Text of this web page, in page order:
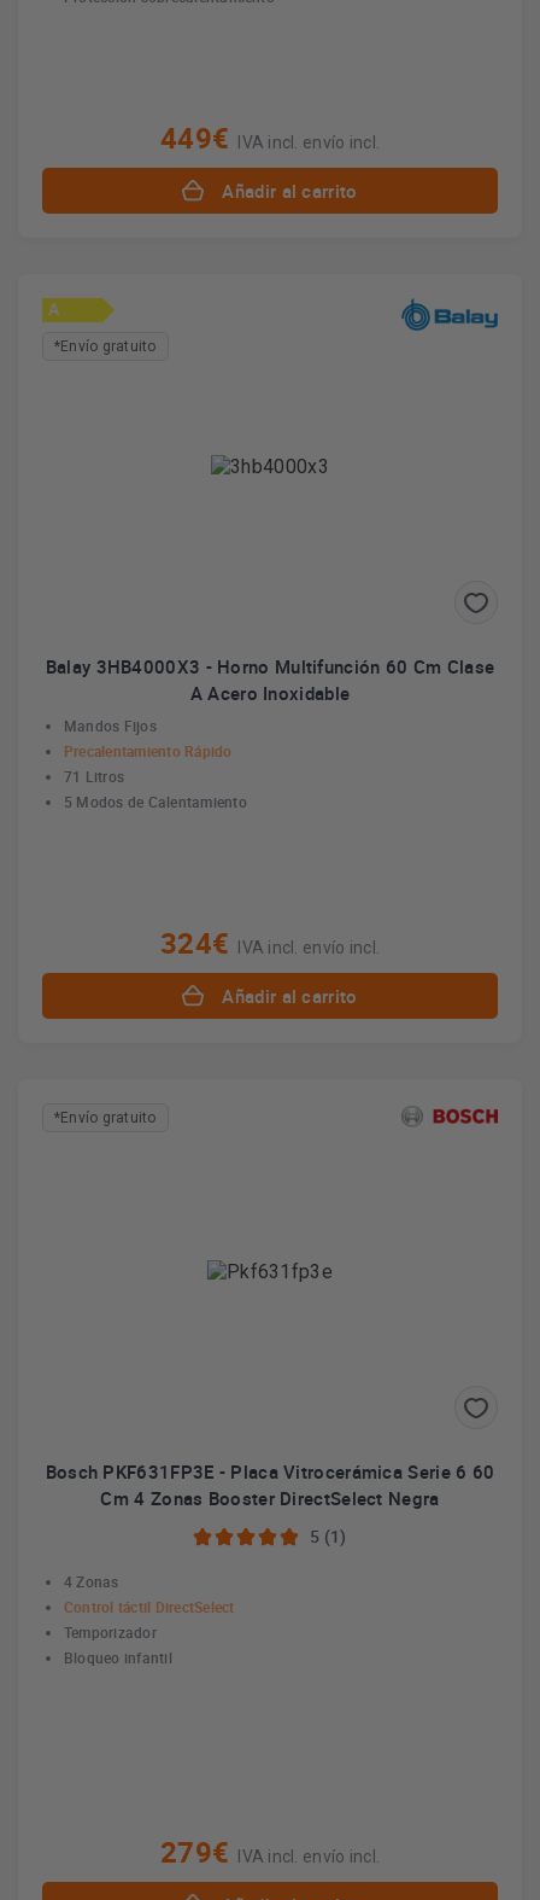
449€ IVA incl. envío incl.
Añadir al carrito
A
*Envío gratuito
Balay 3HB4000X3 - Horno Multifunción 60 Cm Clase
A Acero Inoxidable
Mandos Fijos
Precalentamiento Rápido
71 Litros
5 Modos de Calentamiento
324€ IVA incl. envío incl.
Añadir al carrito
*Envío gratuito
Bosch PKF631FP3E - Placa Vitrocerámica Serie 6 60
Cm 4 Zonas Booster DirectSelect Negra
5 (1)
4 Zonas
Control táctil DirectSelect
Temporizador
Bloqueo infantil
279€ IVA incl. envío incl.